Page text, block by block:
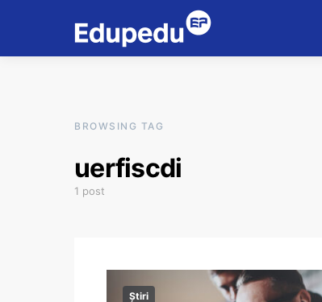
BROWSING TAG
uerfiscdi
1 post
Știri